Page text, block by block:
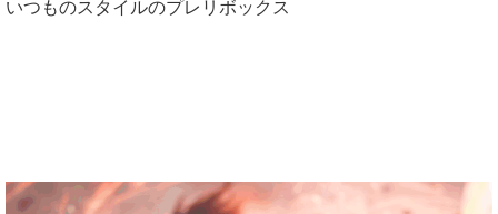
いつものスタイルのプレリボックス